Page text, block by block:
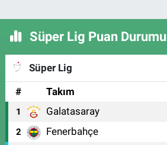
Süper Lig Puan Durumu
Süper Lig
#
Takım
1 Galatasaray
2 Fenerbahçe